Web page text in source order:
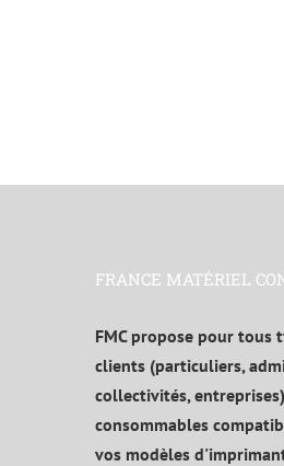
FRANCE MATÉRIEL
FMC propose pour tous
clients (particuliers,
collectivités,
consommables
vos modèles